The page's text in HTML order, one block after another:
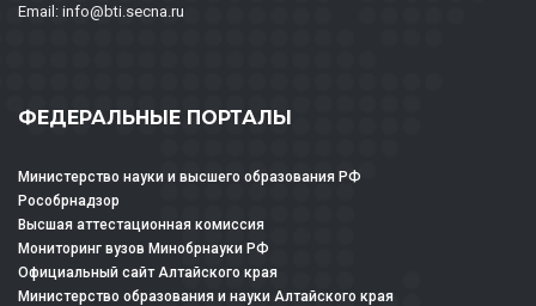
Email: info@bti.secna.ru
ФЕДЕРАЛЬНЫЕ ПОРТАЛЫ
Министерство науки и высшего образования РФ
Рособрнадзор
Высшая аттестационная комиссия
Мониторинг вузов Минобрнауки РФ
Официальный сайт Алтайского края
Министерство образования и науки Алтайского края